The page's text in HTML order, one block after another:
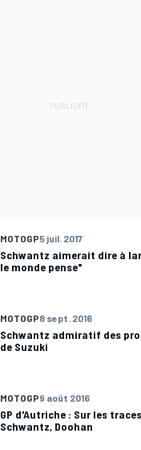
MOTOGP5 juil. 2017
Schwantz aimerait dire à
le monde pense"
MOTOGP8 sept. 2016
Schwantz admiratif des
de Suzuki
MOTOGP9 août 2016
GP d'Autriche : Sur les
Schwantz, Doohan